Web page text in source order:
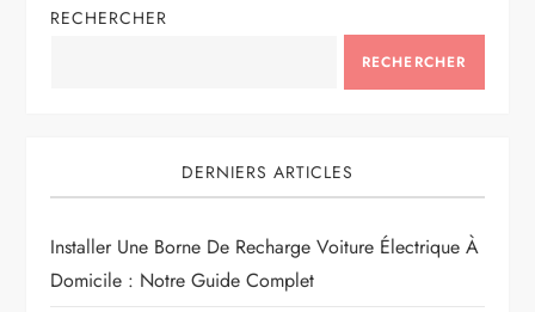
RECHERCHER
RECHERCHER
DERNIERS ARTICLES
Installer Une Borne De Recharge Voiture Électrique À
Domicile : Notre Guide Complet